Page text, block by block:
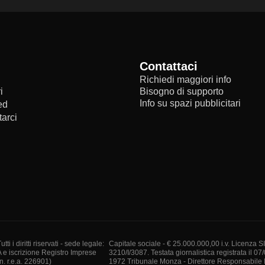
Contattaci
Richiedi maggiori info
Bisogno di supporto
Info su spazi pubblicitari
i diritti riservati - sede legale:
e iscrizione Registro Imprese
r.e.a. 226901)
Capitale sociale - € 25.000.000,00 i.v. Licenza
3210/I/3087. Testata giornalistica registrata il
1972 Tribunale Monza - Direttore Responsabile